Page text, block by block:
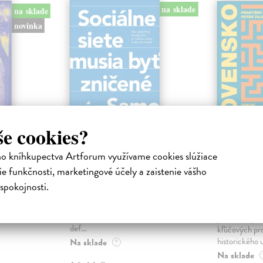
cookies?
kníhkupectva Artforum využívame cookies slúžiace
funkčnosti, marketingové účely a zaistenie vášho
na sklade
novinka
o
na sklade
Sociálne siete musia
byť zničené
Marec Samo
| Kniha
def...
Na sklade ?
sme.
kľúčových
historického
Na sklade